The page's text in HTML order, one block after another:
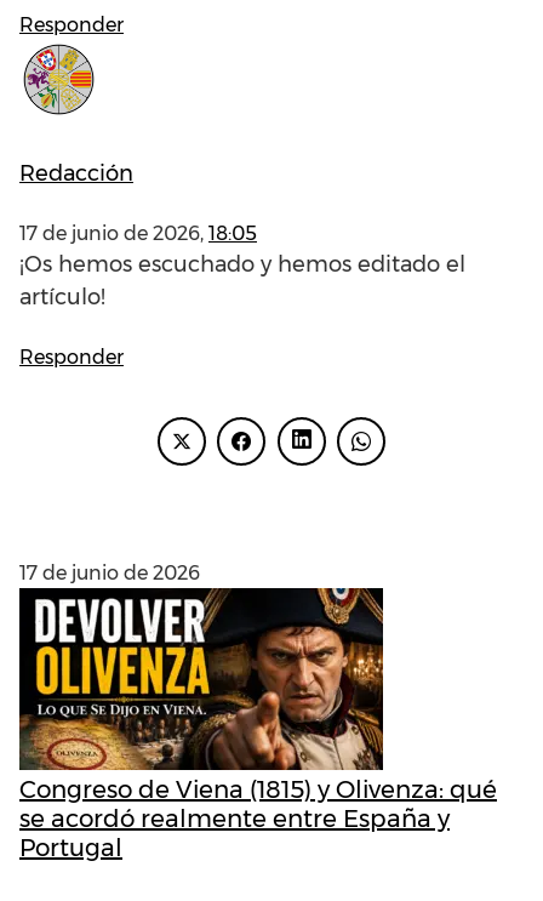
Responder
Redacción
17 de junio de 2026, 18:05
¡Os hemos escuchado y hemos editado el
artículo!
Responder
17 de junio de 2026
Congreso de Viena (1815) y Olivenza: qué
se acordó realmente entre España y
Portugal